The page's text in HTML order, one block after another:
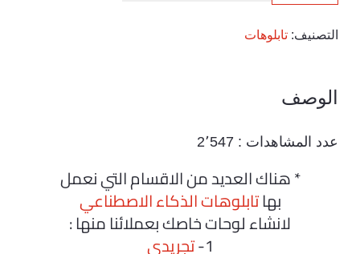
التصنيف: تابلوهات
الوصف
عدد المشاهدات : 2٬547
* هناك العديد من الاقسام التي نعمل
بهاتابلوهات الذكاء الاصطناعي
لانشاء لوحات خاصك بعملائنا منها :
1- تجريدي